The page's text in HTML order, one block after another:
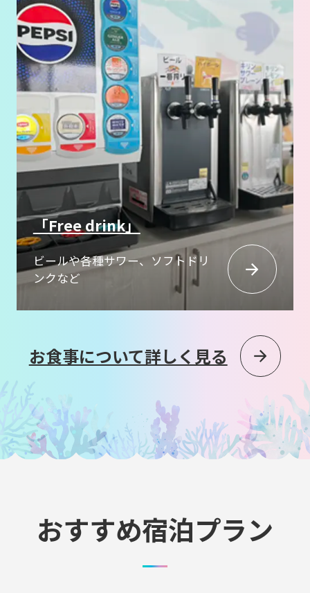
「Free drink」
ビールや各種サワー、ソフトドリ
ンクなど
お食事について詳しく見る
おすすめ宿泊プラン